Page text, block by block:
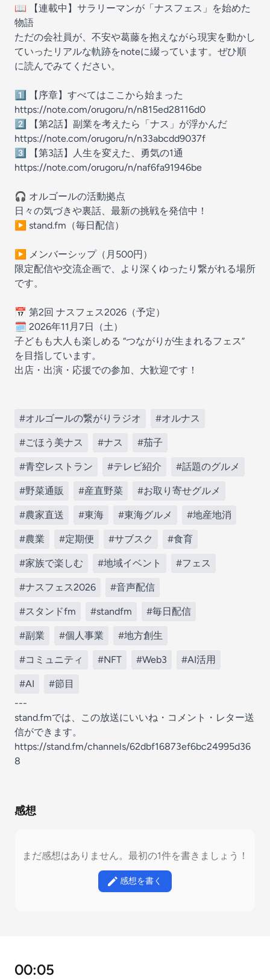
📖 【連載中】サラリーマンが「ナスフェス」を始めた
物語
ただの会社員が、不安や葛藤を抱えながら現実を動かし
ていったリアルな軌跡をnoteに綴っています。ぜひ順
に読んでみてください。
1️⃣ 【序章】すべてはここから始まった
https://note.com/orugoru/n/n815ed28116d0
2️⃣ 【第2話】副業を考えたら「ナス」が浮かんだ
https://note.com/orugoru/n/n33abcdd9037f
3️⃣ 【第3話】人生を変えた、勇気の1通
https://note.com/orugoru/n/naf6fa91946be
🎧 オルゴールの活動拠点
日々の気づきや裏話、最新の挑戦を発信中！
▶ stand.fm（毎日配信）
▶ メンバーシップ（月500円）
限定配信や交流企画で、より深くゆったり繋がれる場所
です。
📅 第2回 ナスフェス2026（予定）
🗓 2026年11月7日（土）
子どもも大人も楽しめる “つながりが生まれるフェス”
を目指しています。
出店・出演・応援での参加、大歓迎です！
#オルゴールの繋がりラジオ #オルナス
#ごほう美ナス #ナス #茄子
#青空レストラン #テレビ紹介 #話題のグルメ
#野菜通販 #産直野菜 #お取り寄せグルメ
#農家直送 #東海 #東海グルメ #地産地消
#農業 #定期便 #サブスク #食育
#家族で楽しむ #地域イベント #フェス
#ナスフェス2026 #音声配信
#スタンドfm #standfm #毎日配信
#副業 #個人事業 #地方創生
#コミュニティ #NFT #Web3 #AI活用
#AI
#節目
---
stand.fmでは、この放送にいいね・コメント・レター送
信ができます。
https://stand.fm/channels/62dbf16873ef6bc24995d36
8
感想
まだ感想はありません。最初の1件を書きましょう！
感想を書く
00:05